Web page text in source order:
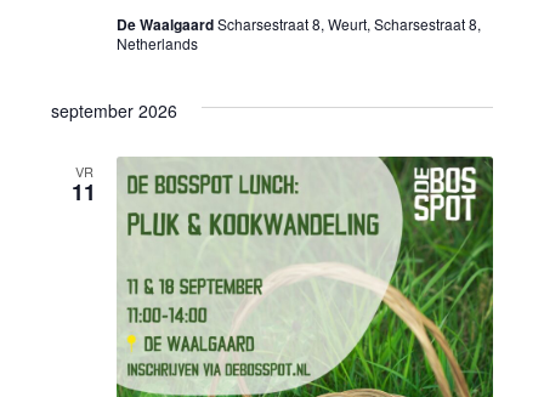
De WaalgaardScharsestraat 8, Weurt, Scharsestraat 8,
Netherlands
september 2026
VR
11